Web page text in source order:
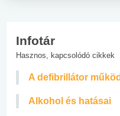
Infotár
Hasznos, kapcsolódó cikkek
A defibrillátor
Alkohol és hatásai